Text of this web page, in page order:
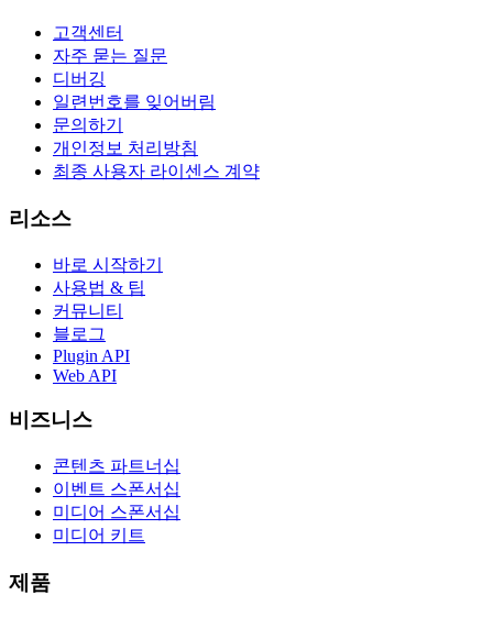
고객센터
자주 묻는 질문
디버깅
일련번호를 잊어버림
문의하기
개인정보 처리방침
최종 사용자 라이센스 계약
리소스
바로 시작하기
사용법 & 팁
커뮤니티
블로그
Plugin API
Web API
비즈니스
콘텐츠 파트너십
이벤트 스폰서십
미디어 스폰서십
미디어 키트
제품